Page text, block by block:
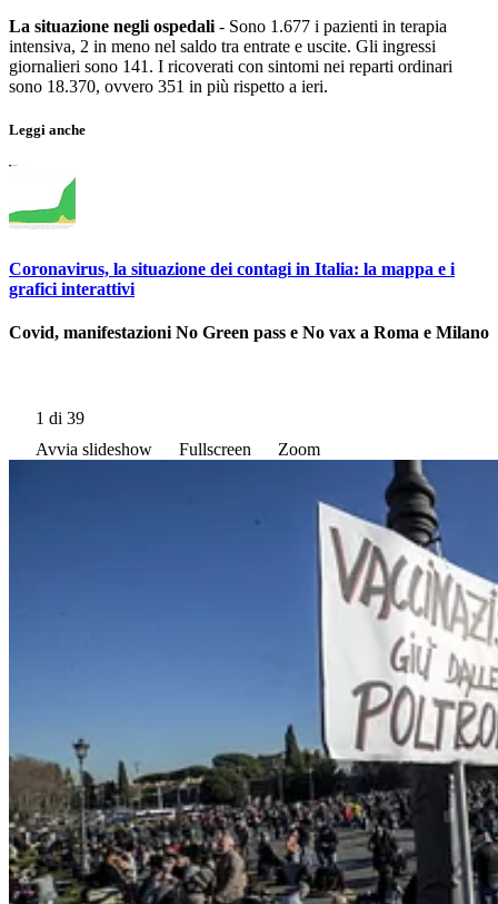
La situazione negli ospedali - Sono 1.677 i pazienti in terapia
intensiva, 2 in meno nel saldo tra entrate e uscite. Gli ingressi
giornalieri sono 141. I ricoverati con sintomi nei reparti ordinari
sono 18.370, ovvero 351 in più rispetto a ieri.
Leggi anche
Coronavirus, la situazione dei contagi in Italia: la mappa e i
grafici interattivi
Covid, manifestazioni No Green pass e No vax a Roma e Milano
1 di 39
Avvia slideshow
Fullscreen Zoom